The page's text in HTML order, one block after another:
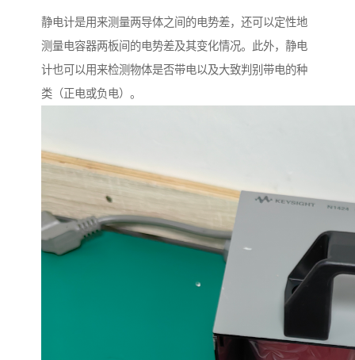
静电计是用来测量两导体之间的电势差，还可以定性地
测量电容器两板间的电势差及其变化情况。此外，静电
计也可以用来检测物体是否带电以及大致判别带电的种
类（正电或负电）。